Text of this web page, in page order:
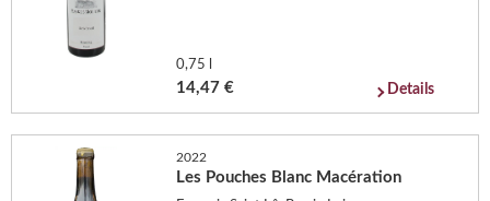
0,75 l
14,47 € Details
2022
Les Pouches Blanc Macération